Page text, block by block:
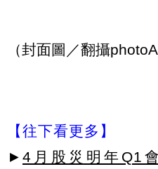
（封面圖／翻攝
【往下看更多】
► 4月股災明年Q1